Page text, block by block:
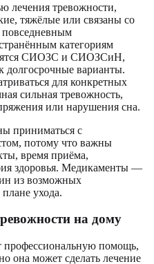
лечения тревожности,
тяжёлые или связаны со
повседневным
категориям
СИОЗС и СИОЗСиН,
долгосрочные варианты.
для конкретных
сильная тревожность,
или нарушения сна.
приниматься с
потому что важны
время приёма,
здоровья. Медикаменты —
из возможных
ухода.
на дому
профессиональную помощь,
она может сделать лечение